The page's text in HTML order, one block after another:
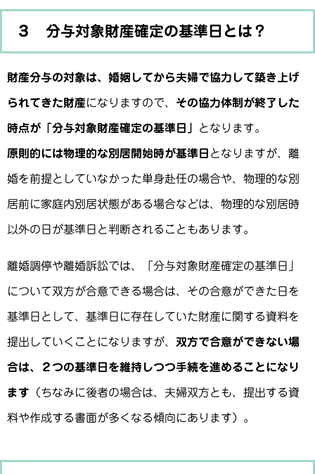
３ 分与対象財産確定の基準日とは？
財産分与の対象は、婚姻してから夫婦で協力して築き上げ
られてきた財産になりますので、 その協力体制が終了した
時点が「分与対象財産確定の基準日」 となります。
原則的には物理的な別居開始時が基準日 となりますが、離
婚を前提としていなかった単身赴任の場合や、物理的な別
居前に家庭内別居状態がある場合などは、物理的な別居時
以外の日が基準日と判断されることもあります。
離婚調停や離婚訴訟では、「分与対象財産確定の基準日」
について双方が合意できる場合は、その合意ができた日を
基準日として、基準日に存在していた財産に関する資料を
提出していくことになりますが、 双方で合意ができない場
合は、２つの基準日を維持しつつ手続を進めることになり
ます （ちなみに後者の場合は、夫婦双方とも、提出する資
料や作成する書面が多くなる傾向にあります）。